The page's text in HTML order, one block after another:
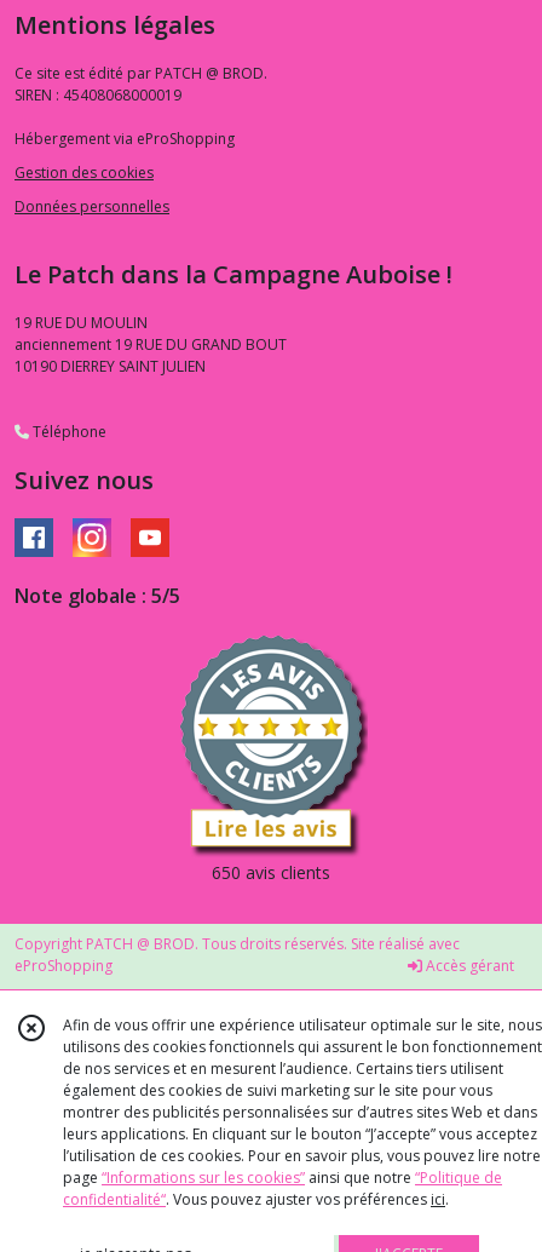
Mentions légales
Ce site est édité par PATCH @ BROD.
SIREN : 45408068000019
Hébergement via eProShopping
Gestion des cookies
Données personnelles
Le Patch dans la Campagne Auboise !
19 RUE DU MOULIN
anciennement 19 RUE DU GRAND BOUT
10190 DIERREY SAINT JULIEN
Téléphone
Suivez nous
Note globale : 5/5
650 avis clients
Copyright PATCH @ BROD. Tous droits réservés. Site réalisé avec
eProShopping
Accès gérant
Afin de vous offrir une expérience utilisateur optimale sur le site, nous
utilisons des cookies fonctionnels qui assurent le bon fonctionnement
de nos services et en mesurent l’audience. Certains tiers utilisent
également des cookies de suivi marketing sur le site pour vous
montrer des publicités personnalisées sur d’autres sites Web et dans
leurs applications. En cliquant sur le bouton “J’accepte” vous acceptez
l’utilisation de ces cookies. Pour en savoir plus, vous pouvez lire notre
page “Informations sur les cookies” ainsi que notre “Politique de
confidentialité“. Vous pouvez ajuster vos préférences ici.